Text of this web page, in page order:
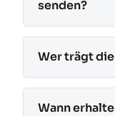
senden?
Wer trägt
Wann